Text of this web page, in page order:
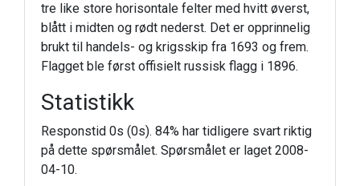
tre like store horisontale felter med hvitt øverst,
blått i midten og rødt nederst. Det er opprinnelig
brukt til handels- og krigsskip fra 1693 og frem.
Flagget ble først offisielt russisk flagg i 1896.
Statistikk
Responstid 0s (0s). 84% har tidligere svart riktig
på dette spørsmålet. Spørsmålet er laget 2008-
04-10.